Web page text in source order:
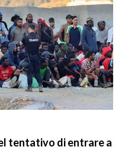
tentativo di entrare a